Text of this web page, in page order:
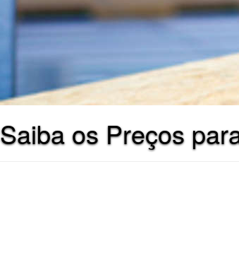
Saiba os Preços